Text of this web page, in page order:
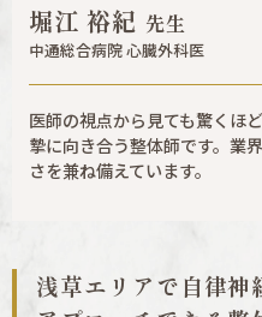
堀江 裕紀 先生
中通総合病院 心臓外科医
医師の視点から見ても驚くほ
摯に向き合う整体師です。業
さを兼ね備えています。
浅草エリアで自律神